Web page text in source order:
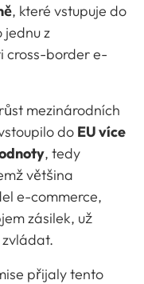
, které vstupuje do
jednu z
cross-border e-
mezinárodních
do EU více
, tedy
většina
e-commerce,
zásilek, už
přijaly tento